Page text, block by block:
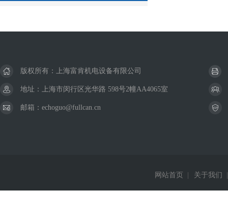
版权所有：上海富肯机电设备有限公司
地址：上海市闵行区光华路 598号2幢AA4065室
邮箱：echoguo@fullcan.cn
网站首页 关于我们